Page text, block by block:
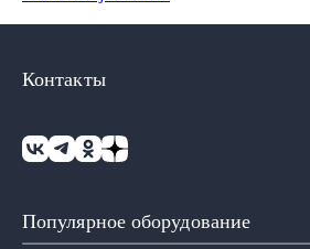
Популярное оборудование
Контакты